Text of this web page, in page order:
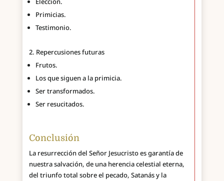
Primicias.
Testimonio.
Repercusiones futuras
Frutos.
Los que siguen a la primicia.
Ser transformados.
Ser resucitados.
Conclusión
La resurrección del Señor Jesucristo es garantía de
nuestra salvación, de una herencia celestial eterna,
del triunfo total sobre el pecado, Satanás y la